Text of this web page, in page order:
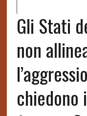
Gli Stati
non
chiedono